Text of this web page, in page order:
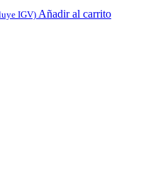
IGV) Añadir al carrito